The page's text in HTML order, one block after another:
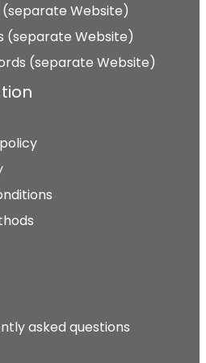
(separate Website)
(separate Website)
(separate Website)
asked questions